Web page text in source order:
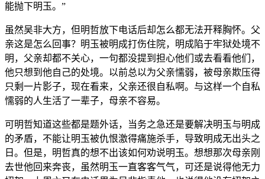
能抛下明玉。”
虽然吴非大方，但明哲放下电话后却怎么都无法开释胸怀。父
亲这是怎么回事？明玉被明成打伤住院，明成陷于牢狱处境不
明，父亲却都不关心，一句都没提到担心他们或去看看他们，
他只想到他自己的处境。以前总以为父亲懦弱，被母亲欺压得
只剩一片影子，现在看来，父亲还很自私啊。与这样一个自私
懦弱的人生活了一辈子，母亲不容易。
可明哲知道这些都是题外话，当务之急还是要解决明玉与明成
的矛盾，不能让明玉被仇恨激得痛施杀手，导致明成无出头之
日。但是，明哲真的想不出该如何劝说明玉。想想那次母亲刚
去世他回来奔丧，虽然明玉一直客客气气，可还是说得他无力